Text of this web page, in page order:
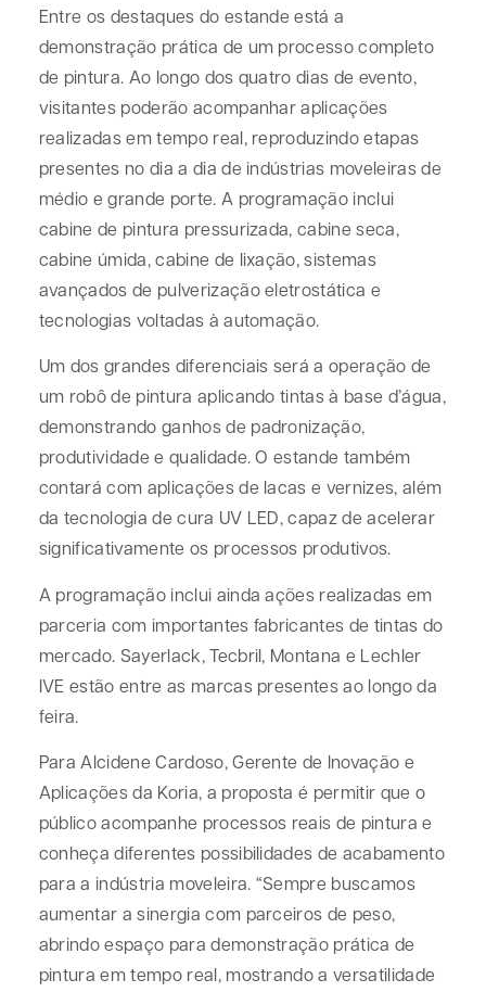
Entre os destaques do estande está a
demonstração prática de um processo completo
de pintura. Ao longo dos quatro dias de evento,
visitantes poderão acompanhar aplicações
realizadas em tempo real, reproduzindo etapas
presentes no dia a dia de indústrias moveleiras de
médio e grande porte. A programação inclui
cabine de pintura pressurizada, cabine seca,
cabine úmida, cabine de lixação, sistemas
avançados de pulverização eletrostática e
tecnologias voltadas à automação.
Um dos grandes diferenciais será a operação de
um robô de pintura aplicando tintas à base d’água,
demonstrando ganhos de padronização,
produtividade e qualidade. O estande também
contará com aplicações de lacas e vernizes, além
da tecnologia de cura UV LED, capaz de acelerar
significativamente os processos produtivos.
A programação inclui ainda ações realizadas em
parceria com importantes fabricantes de tintas do
mercado. Sayerlack, Tecbril, Montana e Lechler
IVE estão entre as marcas presentes ao longo da
feira.
Para Alcidene Cardoso, Gerente de Inovação e
Aplicações da Koria, a proposta é permitir que o
público acompanhe processos reais de pintura e
conheça diferentes possibilidades de acabamento
para a indústria moveleira. “Sempre buscamos
aumentar a sinergia com parceiros de peso,
abrindo espaço para demonstração prática de
pintura em tempo real, mostrando a versatilidade